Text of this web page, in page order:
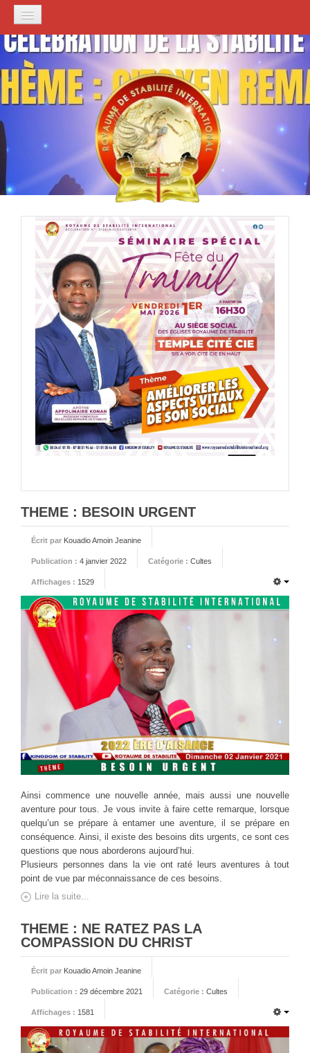
ACCUEIL
PRÉSENTATION
FONDATEUR
NOS EGLISES
CULTES
ACTIVITÉS
CELLULES
ESPACE MEMBRES
THEME : BESOIN URGENT
Écrit par Kouadio Amoin Jeanine
Publication : 4 janvier 2022 Catégorie : Cultes
Affichages : 1529
Ainsi commence une nouvelle année, mais aussi une nouvelle
aventure pour tous. Je vous invite à faire cette remarque, lorsque
quelqu’un se prépare à entamer une aventure, il se prépare en
conséquence. Ainsi, il existe des besoins dits urgents, ce sont ces
questions que nous aborderons aujourd’hui.
Plusieurs personnes dans la vie ont raté leurs aventures à tout
point de vue par méconnaissance de ces besoins.
Lire la suite...
THEME : NE RATEZ PAS LA
COMPASSION DU CHRIST
Écrit par Kouadio Amoin Jeanine
Publication : 29 décembre 2021 Catégorie : Cultes
Affichages : 1581